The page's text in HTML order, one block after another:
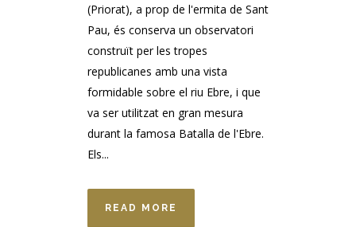
(Priorat), a prop de l'ermita de Sant
Pau, és conserva un observatori
construït per les tropes
republicanes amb una vista
formidable sobre el riu Ebre, i que
va ser utilitzat en gran mesura
durant la famosa Batalla de l'Ebre.
Els...
READ MORE